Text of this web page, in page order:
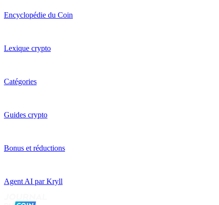
Encyclopédie du Coin
Lexique crypto
Catégories
Guides crypto
Bonus et réductions
Agent AI par Kryll